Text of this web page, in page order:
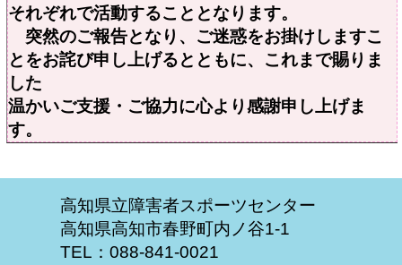
それぞれで活動することとなります。
突然のご報告となり、ご迷惑をお掛けしますこ
とをお詫び申し上げるとともに、これまで賜りま
した
温かいご支援・ご協力に心より感謝申し上げま
す。
高知県立障害者スポーツセンター
高知県高知市春野町内ノ谷1-1
TEL：088-841-0021